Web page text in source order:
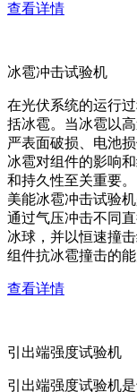
查看详情
冰雹冲击试验机
在光伏系统的运行
括冰雹。当冰雹以
严表面破损、电池
冰雹对组件的影响
和持久性至关重要。
美能冰雹冲击试验
通过气压冲击不同
冰球，并以恒速撞
组件抗冰雹撞击的能
查看详情
引出端强度试验机
引出端强度试验机